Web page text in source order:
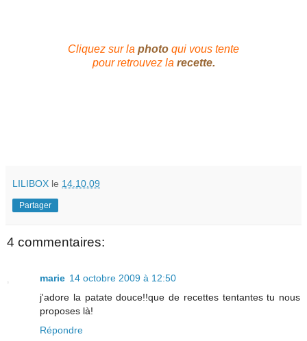
Cliquez sur la photo qui vous tente
pour retrouvez la recette.
LILIBOX le 14.10.09
Partager
4 commentaires:
marie 14 octobre 2009 à 12:50
j'adore la patate douce!!que de recettes tentantes tu nous
proposes là!
Répondre